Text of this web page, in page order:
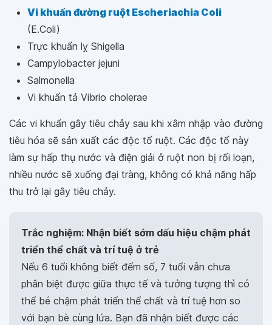
Vi khuẩn đường ruột Escheriachia Coli
(E.Coli)
Trực khuẩn lỵ Shigella
Campylobacter jejuni
Salmonella
Vi khuẩn tả Vibrio cholerae
Các vi khuẩn gây tiêu chảy sau khi xâm nhập vào đường
tiêu hóa sẽ sản xuất các độc tố ruột. Các độc tố này
làm sự hấp thụ nước và điện giải ở ruột non bị rối loạn,
nhiều nước sẽ xuống đại tràng, không có khả năng hấp
thu trở lại gây tiêu chảy.
Trắc nghiệm: Nhận biết sớm dấu hiệu chậm phát
triển thể chất và trí tuệ ở trẻ
Nếu 6 tuổi không biết đếm số, 7 tuổi vẫn chưa
phân biệt được giữa thực tế và tưởng tượng thì có
thể bé chậm phát triển thể chất và trí tuệ hơn so
với bạn bè cùng lứa. Bạn đã nhận biết được các